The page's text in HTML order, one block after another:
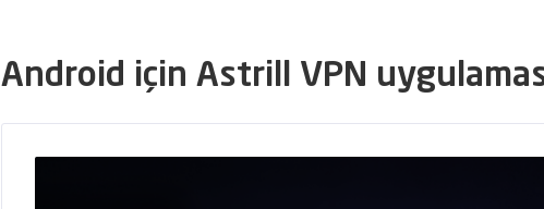
Android için Astrill VPN